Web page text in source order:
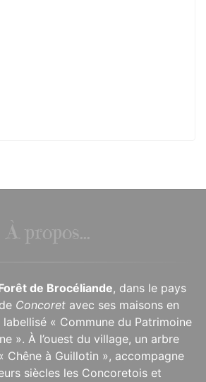
À propos...
de Brocéliande, dans le pays
Concoret avec ses maisons en
« Commune du Patrimoine
». À l’ouest du village, un arbre
Chêne à Guillotin », accompagne
siècles les Concoretois et